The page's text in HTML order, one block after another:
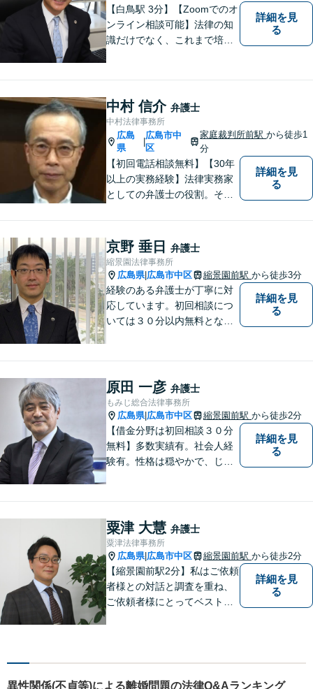
【白鳥駅 3分】【Zoomでのオ
ンライン相談可能】法律の知
識だけでなく、これまで培っ
ってまいります。 ぜひご相談
ください。
詳細を見
る
中村 信介 弁護士
中村法律事務所
広島
県
|
広島市中
区
家庭裁判所前駅から徒歩1
分
【初回電話相談無料】【30年
以上の実務経験】法律実務家
としての弁護士の役割。それ
そのために弁護士は、法的に
トラブルをかかえた組織また
は人と一定の距離を保ちなが
ら、できるだけ納得のいく解
決を導き出さなければならな
い。
詳細を見
る
京野 垂日 弁護士
縮景園法律事務所
広島県| 広島市中区 縮景園前駅 から徒歩3分
経験のある弁護士が丁寧に対
応しています。初回相談につ
いては３０分以内無料となっ
詳細を見
る
原田 一彦 弁護士
もみじ総合法律事務所
広島県| 広島市中区 縮景園前駅 から徒歩2分
【借金分野は初回相談３０分
無料】多数実績有。社会人経
験有。性格は穏やかで、じっ
詳細を見
る
粟津 大慧 弁護士
粟津法律事務所
広島県| 広島市中区 縮景園前駅 から徒歩2分
【縮景園前駅2分】私はご依頼
者様との対話と調査を重ね、
ご依頼者様にとってベストな
様にご満足いただけるよう、
日々研鑽を積んでおります。
詳細を見
る
異性関係(不貞等)による離婚問題の法律Q&Aランキング